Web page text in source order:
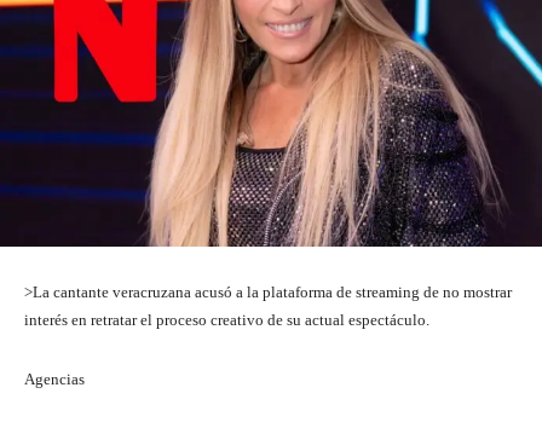
>La cantante veracruzana acusó a la plataforma de streaming de no mostrar
interés en retratar el proceso creativo de su actual espectáculo.
Agencias